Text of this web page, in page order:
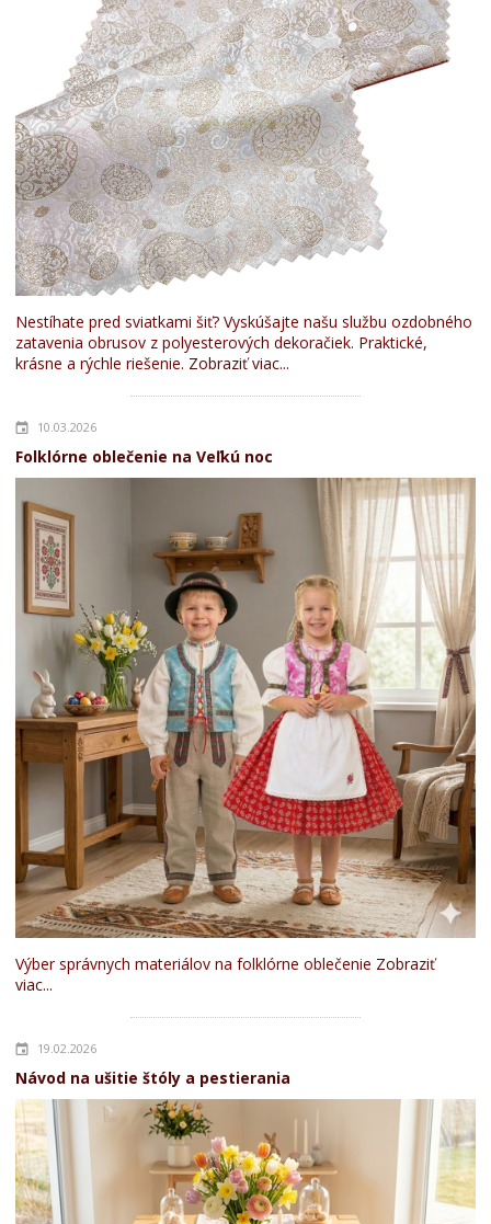
Nestíhate pred sviatkami šiť? Vyskúšajte našu službu ozdobného
zatavenia obrusov z polyesterových dekoračiek. Praktické,
krásne a rýchle riešenie. Zobraziť viac...
10.03.2026
Folklórne oblečenie na Veľkú noc
Výber správnych materiálov na folklórne oblečenie Zobraziť
viac...
19.02.2026
Návod na ušitie štóly a pestierania